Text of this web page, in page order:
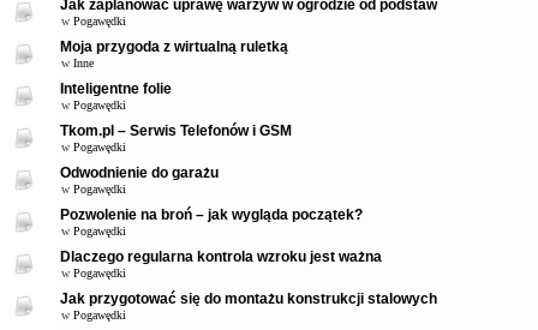
Jak zaplanować uprawę warzyw w ogrodzie od podstaw
w Pogawędki
Moja przygoda z wirtualną ruletką
w Inne
Inteligentne folie
w Pogawędki
Tkom.pl – Serwis Telefonów i GSM
w Pogawędki
Odwodnienie do garażu
w Pogawędki
Pozwolenie na broń – jak wygląda początek?
w Pogawędki
Dlaczego regularna kontrola wzroku jest ważna
w Pogawędki
Jak przygotować się do montażu konstrukcji stalowych
w Pogawędki